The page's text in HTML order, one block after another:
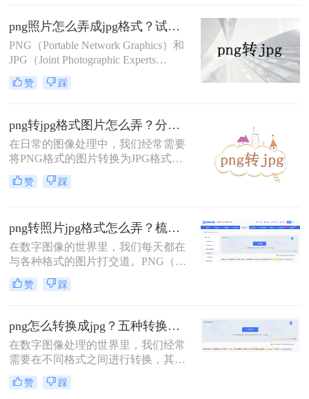
法都有其特点和适用场景，您可以根
据自己的需求选择最合适的方式。
png照片怎么弄成jpg格式？试试这四种好用方法！
PNG（Portable Network Graphics）和
JPG（Joint Photographic Experts
Group）是两种广泛使用的图片格
式，各有其独特的优势。PNG格式以
适合存储线条图、文字图和图标等高
质量图像；而JPG格式则以其有损压
缩和较高的压缩率闻名，适合存储照
片和真实场景图像。然而，有时我们
需要将PNG照片转换为JPG格式，以
减小文件大小
赞 踩
png转jpg格式图片怎么弄？分享三种实用转换方法！
在日常的图像处理中，我们经常需要
将PNG格式的图片转换为JPG格式，
以满足不同的使用需求。那么png转
jpg格式图片怎么弄呢？本文将介绍三
赞 踩
png转照片jpg格式怎么弄？梳理五种高效转换方法！
在数字图像的世界里，我们每天都在
与各种格式的图片打交道。PNG（便
携式网络图形）和JPG（联合图像专
家组）是其中最常见的两种。PNG以
备受青睐，尤其适用于图标、Logo和
需要保留精细细节的图形。然而，当
我们想要在网站上快速加载图片
赞 踩
png怎么转换成jpg？五种转换方法详解！
在数字图像处理的世界里，我们经常
需要在不同格式之间进行转换，其中
将PNG（便携式网络图形）转换为
JPG（联合图像专家组）是最常见的
赞 踩